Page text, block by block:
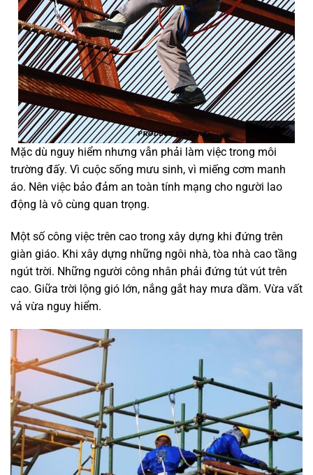
Mặc dù nguy hiểm nhưng vẫn phải làm việc trong môi
trường đấy. Vì cuộc sống mưu sinh, vì miếng cơm manh
áo. Nên việc bảo đảm an toàn tính mạng cho người lao
động là vô cùng quan trọng.
Một số công việc trên cao trong xây dựng khi đứng trên
giàn giáo. Khi xây dựng những ngôi nhà, tòa nhà cao tầng
ngút trời. Những người công nhân phải đứng tút vút trên
cao. Giữa trời lộng gió lớn, nắng gắt hay mưa dầm. Vừa vất
vả vừa nguy hiểm.